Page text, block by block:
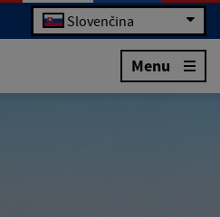
Slovenčina
Menu